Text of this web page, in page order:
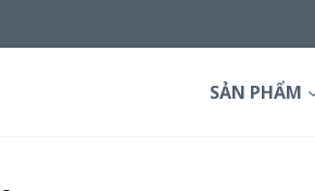
SẢN PHẨM